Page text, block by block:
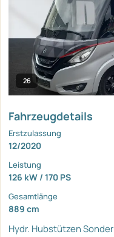
26
Fahrzeugdetails
Erstzulassung
12/2020
Leistung
126 kW / 170 PS
Gesamtlänge
889 cm
Hydr. Hubstützen